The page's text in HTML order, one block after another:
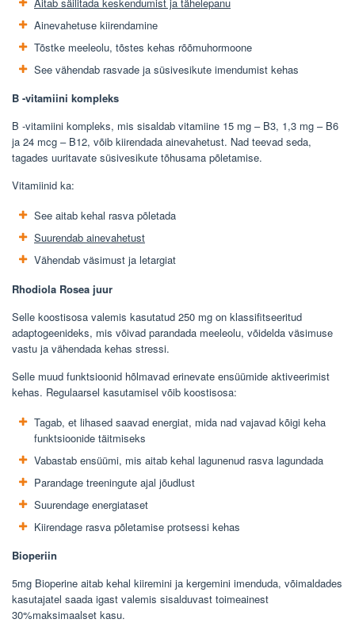
Ainevahetuse kiirendamine
Tõstke meeleolu, tõstes kehas rõõmuhormoone
See vähendab rasvade ja süsivesikute imendumist kehas
B -vitamiini kompleks
B -vitamiini kompleks, mis sisaldab vitamiine 15 mg – B3, 1,3 mg – B6
ja 24 mcg – B12, võib kiirendada ainevahetust. Nad teevad seda,
tagades uuritavate süsivesikute tõhusama põletamise.
Vitamiinid ka:
See aitab kehal rasva põletada
Suurendab ainevahetust
Vähendab väsimust ja letargiat
Rhodiola Rosea juur
Selle koostisosa valemis kasutatud 250 mg on klassifitseeritud
adaptogeenideks, mis võivad parandada meeleolu, võidelda väsimuse
vastu ja vähendada kehas stressi.
Selle muud funktsioonid hõlmavad erinevate ensüümide aktiveerimist
kehas. Regulaarsel kasutamisel võib koostisosa:
Tagab, et lihased saavad energiat, mida nad vajavad kõigi keha
funktsioonide täitmiseks
Vabastab ensüümi, mis aitab kehal lagunenud rasva lagundada
Parandage treeningute ajal jõudlust
Suurendage energiataset
Kiirendage rasva põletamise protsessi kehas
Bioperiin
5mg Bioperine aitab kehal kiiremini ja kergemini imenduda, võimaldades
kasutajatel saada igast valemis sisalduvast toimeainest
30%maksimaalset kasu.